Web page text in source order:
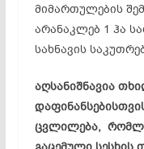
მიმართულების
არანაკლებ 1 ჰა
სახნავის
აღსანიშნავია
ცვლილება,